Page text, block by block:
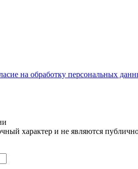
на обработку персональных
характер и не являются